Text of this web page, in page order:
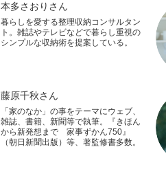
本多さおりさん
暮らしを愛する整理収納コンサルタン
ト。雑誌やテレビなどで暮らし重視の
シンプルな収納術を提案している。
藤原千秋さん
「家のなか」の事をテーマにウェブ、
雑誌、書籍、新聞等で執筆。『きほん
から新発想まで 家事ずかん750』
（朝日新聞出版）等、著監修書多数。